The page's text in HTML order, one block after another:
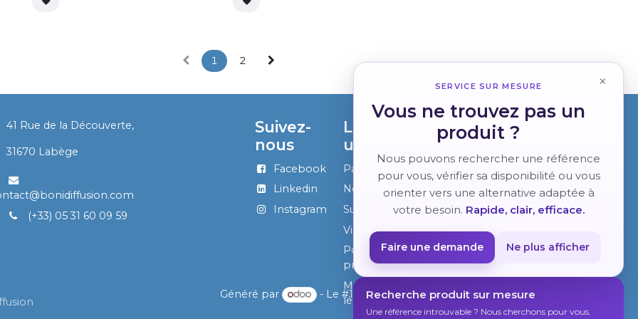
×
SERVICE SUR MESURE
Vous ne trouvez pas un
produit ?
Nous pouvons rechercher une référence
pour vous, vérifier sa disponibilité ou vous
orienter vers une alternative adaptée à
votre besoin. Rapide, clair, efficace.
Faire une demande Ne plus afficher
Recherche produit sur mesure
Une référence introuvable ? Nous cherchons pour vous.
4 sorties relais,
Emplacement pour
superficie
1 2
Rue de la Découverte,
31670 Labège
(+33) 05 31 60 09 59
Liens
utiles
Page d'accueil
Notre Société
Support
Vidéo-Actu
Politique vie
privée
Mentions
légales
Suivez-
nous
Facebook
Linkedin
Instagram
Généré par - Le #1
Open Source
eCommerce